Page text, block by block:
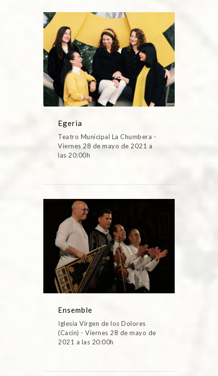
Egeria
Teatro Municipal La Chumbera -
Viernes 28 de mayo de 2021 a
las 20:00h
Ensemble
Iglesia Virgen de los Dolores
(Cacín) - Viernes 28 de mayo de
2021 a las 20:00h